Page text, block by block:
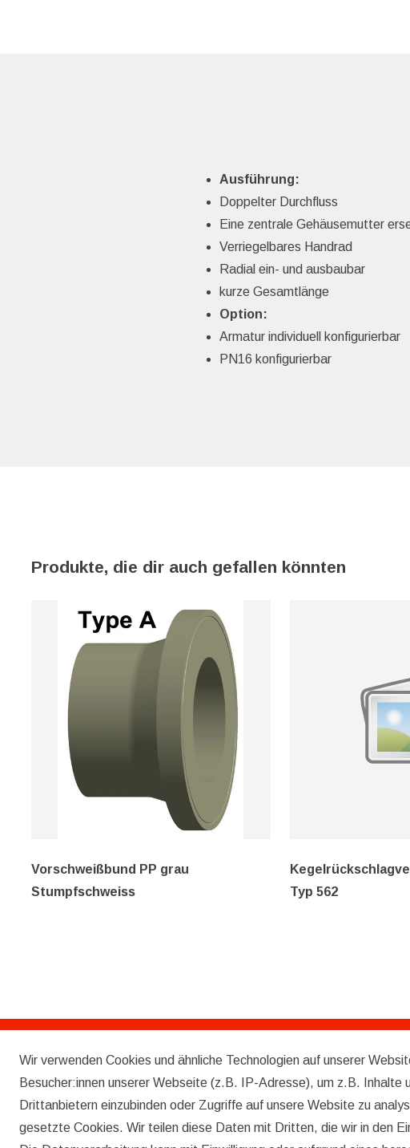
Ausführung:
Doppelter Durchfluss
Eine zentrale Gehäusemutter
Verriegelbares Handrad
Radial ein- und ausbaubar
kurze Gesamtlänge
Option:
Armatur individuell konfigurierbar
PN16 konfigurierbar
Produkte, die dir auch gefallen könnten
Vorschweißbund PP grau
Stumpfschweiss
Typ 562
AGB
WIDERRUFSRECHT
Wir verwenden Cookies und ähnliche Technologien auf unserer
Besucher:innen unserer Webseite (z.B. IP-Adresse), um z.B. Inhalte
Drittanbietern einzubinden oder Zugriffe auf unsere Website zu
gesetzte Cookies. Wir teilen diese Daten mit Dritten, die wir in den